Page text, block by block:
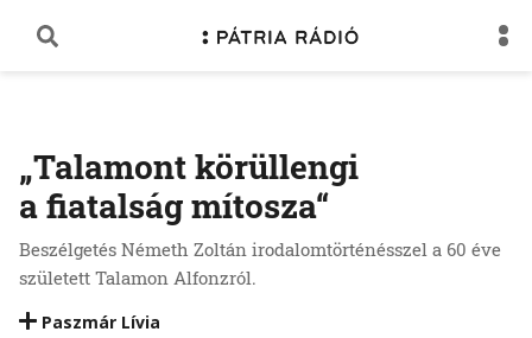
„Talamont körüllengi
a fiatalság mítosza“
Beszélgetés Németh Zoltán irodalomtörténésszel a 60 éve
született Talamon Alfonzról.
Paszmár Lívia